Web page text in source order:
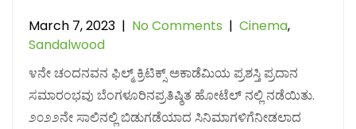
March 7, 2023 | No Comments | Cinema,
Sandalwood
೪ನೇ ಚಂದನವನ ಫಿಲ್ಮ್ ಕ್ರಿಟಿಕ್ಸ್ ಅಕಾಡೆಮಿಯ ಪ್ರಶಸ್ತಿ ಪ್ರದಾನ
ಸಮಾರಂಭವು ಬೆಂಗಳೂರಿನಪ್ರತಿಷ್ಠಿತ ಹೋಟೆಲ್ ನಲ್ಲಿ ನಡೆಯಿತು.
೨೦೨೨ನೇ ಸಾಲಿನಲ್ಲಿ ಬಿಡುಗಡೆಯಾದ ಸಿನಿಮಾಗಳಿಗೆನೀಡಲಾದ